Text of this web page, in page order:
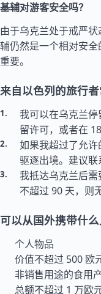
基辅对游客安全吗？
由于乌克兰处于戒严
辅仍然是一个相对安
重要。
来自以色列的旅行
我可以在乌克兰
留许可，或者在
如果我超过了允
驱逐出境。建议联
我抵达乌克兰后
不超过 90 天，则
可以从国外携带什
个人物品
价值不超过 500 欧
非销售用途的食用
总额不超过 1 万欧